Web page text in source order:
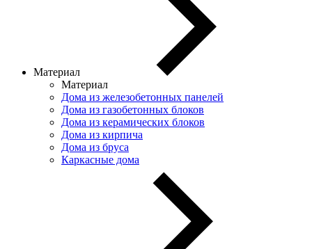
Материал
Материал
Дома из железобетонных панелей
Дома из газобетонных блоков
Дома из керамических блоков
Дома из кирпича
Дома из бруса
Каркасные дома